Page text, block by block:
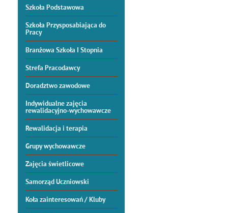
Szkoła Podstawowa
Szkoła Przysposabiająca do
Pracy
Branżowa Szkoła I Stopnia
Strefa Pracodawcy
Doradztwo zawodowe
Indywidualne zajęcia
rewalidacyjno-wychowawcze
Rewalidacja i terapia
Grupy wychowawcze
Zajęcia świetlicowe
Samorząd Uczniowski
Koła zainteresowań / Kluby